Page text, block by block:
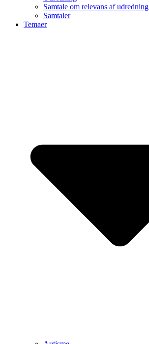
Samtale om relevans af udredning
Samtaler
Temaer